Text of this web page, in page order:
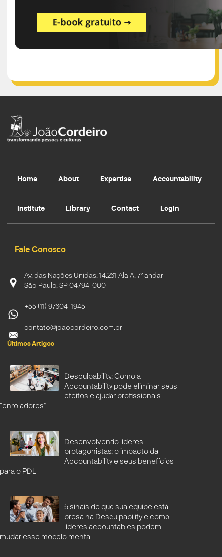
Home About Expertise Accountability
Institute Library Contact Login
Fale Conosco
Av. das Nações Unidas, 14.261 Ala A, 7º andar
São Paulo, SP 04794-000
+55 (11) 97604-1945
contato@joaocordeiro.com.br
Últimos Artigos
Desculpability: Como a
Accountability pode eliminar seus
efeitos e ajudar profissionais
“enroladores”
Desenvolvendo líderes
protagonistas: o impacto da
Accountability e seus benefícios
para o PDL
5 sinais de que sua equipe está
presa na Desculpability e como
líderes accountables podem
mudar esse modelo mental